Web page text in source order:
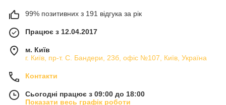
99% позитивних з 191 відгука за рік
Працює з 12.04.2017
м. Київ
г. Київ, пр-т. С. Бандери, 23б, офіс №107, Київ, Україна
Контакти
Сьогодні працює з 09:00 до 18:00
Показати весь графік роботи